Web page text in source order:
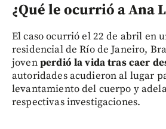
¿Qué le ocurrió a Ana
El caso ocurrió el 22 de abril en
residencial de Río de Janeiro,
jovenperdió la vida tras caer
autoridades acudieron al lugar
levantamiento del cuerpo y
respectivas investigaciones.